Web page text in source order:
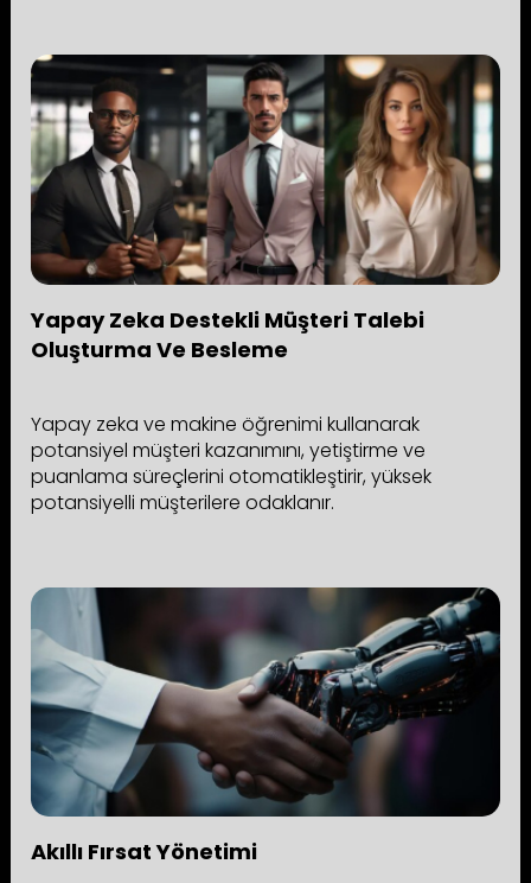
Yapay Zeka Destekli Müşteri Talebi
Oluşturma Ve Besleme
Yapay zeka ve makine öğrenimi kullanarak
potansiyel müşteri kazanımını, yetiştirme ve
puanlama süreçlerini otomatikleştirir, yüksek
potansiyelli müşterilere odaklanır.
Akıllı Fırsat Yönetimi